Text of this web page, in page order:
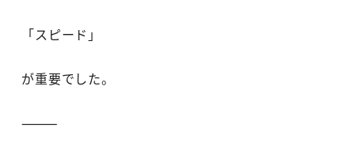
「スピード」
が重要でした。
⸻